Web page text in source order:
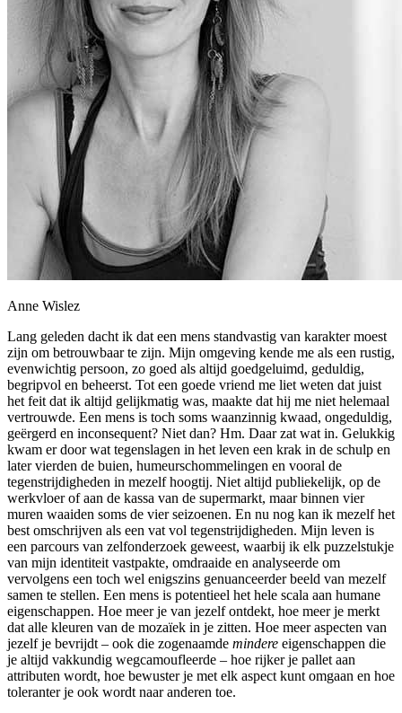
Anne Wislez
Lang geleden dacht ik dat een mens standvastig van karakter moest
zijn om betrouwbaar te zijn. Mijn omgeving kende me als een rustig,
evenwichtig persoon, zo goed als altijd goedgeluimd, geduldig,
begripvol en beheerst. Tot een goede vriend me liet weten dat juist
het feit dat ik altijd gelijkmatig was, maakte dat hij me niet helemaal
vertrouwde. Een mens is toch soms waanzinnig kwaad, ongeduldig,
geërgerd en inconsequent? Niet dan? Hm. Daar zat wat in. Gelukkig
kwam er door wat tegenslagen in het leven een krak in de schulp en
later vierden de buien, humeurschommelingen en vooral de
tegenstrijdigheden in mezelf hoogtij. Niet altijd publiekelijk, op de
werkvloer of aan de kassa van de supermarkt, maar binnen vier
muren waaiden soms de vier seizoenen. En nu nog kan ik mezelf het
best omschrijven als een vat vol tegenstrijdigheden. Mijn leven is
een parcours van zelfonderzoek geweest, waarbij ik elk puzzelstukje
van mijn identiteit vastpakte, omdraaide en analyseerde om
vervolgens een toch wel enigszins genuanceerder beeld van mezelf
samen te stellen. Een mens is potentieel het hele scala aan humane
eigenschappen. Hoe meer je van jezelf ontdekt, hoe meer je merkt
dat alle kleuren van de mozaïek in je zitten. Hoe meer aspecten van
jezelf je bevrijdt – ook die zogenaamde mindere eigenschappen die
je altijd vakkundig wegcamoufleerde – hoe rijker je pallet aan
attributen wordt, hoe bewuster je met elk aspect kunt omgaan en hoe
toleranter je ook wordt naar anderen toe.